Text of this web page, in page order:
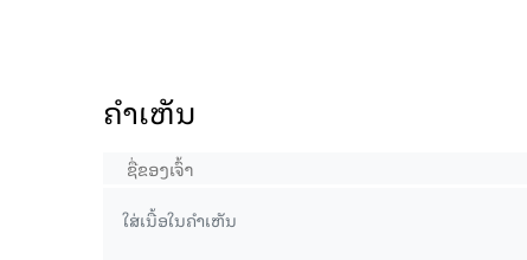
ຄໍາເຫັນ